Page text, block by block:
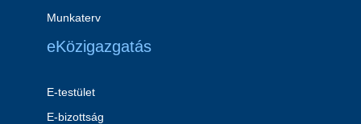
Munkaterv
eKözigazgatás
E-testület
E-bizottság